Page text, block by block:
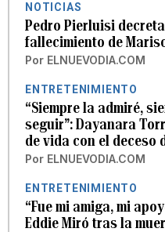
NOTICIAS
Pedro Pierluisi
fallecimiento de
Por ELNUEVODIA.COM
ENTRETENIMIENTO
“Siempre la admiré,
seguir”: Dayanara
de vida con el deceso
Por ELNUEVODIA.COM
ENTRETENIMIENTO
“Fue mi amiga, mi
Eddie Miró tras la